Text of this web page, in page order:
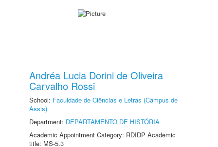
Andréa Lucia Dorini de Oliveira
Carvalho Rossi
School: Faculdade de Ciências e Letras (Câmpus de
Assis)
Department: DEPARTAMENTO DE HISTÓRIA
Academic Appointment Category: RDIDP Academic
title: MS-5.3